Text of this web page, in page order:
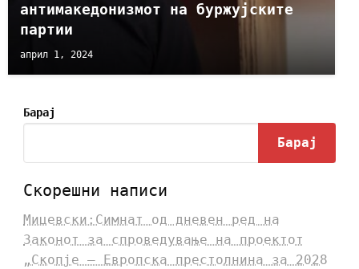
антимакедонизмот на буржујските
партии
април 1, 2024
Барај
Барај
Скорешни написи
Мицевски:Симнат од дневен ред на
Законот за спроведување на проектот
„Скопје – Европска престолнина за 2028